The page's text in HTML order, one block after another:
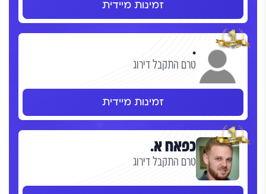
זמינות מיידית
.
טרם התקבל דירוג
זמינות מיידית
כפאח א.
טרם התקבל דירוג